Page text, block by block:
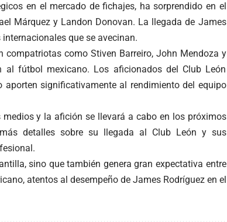
en el mercado de fichajes, ha sorprendido en el
Márquez y Landon Donovan. La llegada de James
que se avecinan.
compatriotas como Stiven Barreiro, John Mendoza y
fútbol mexicano. Los aficionados del Club León
significativamente al rendimiento del equipo
y la afición se llevará a cabo en los próximos
detalles sobre su llegada al Club León y sus
sino que también genera gran expectativa entre
atentos al desempeño de James Rodríguez en el